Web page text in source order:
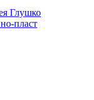
Глушко
пласт